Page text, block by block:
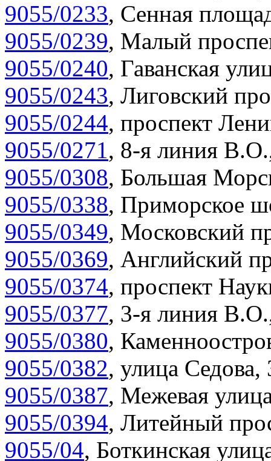
9055/0233, Сенная
9055/0239, Малый
9055/0240, Гаванская
9055/0243, Лиговский
9055/0244, проспект
9055/0271, 8-я линия
9055/0308, Большая
9055/0338, Приморское
9055/0349, Московский
9055/0369, Английский
9055/0374, проспект
9055/0377, 3-я линия
9055/0380,
9055/0382, улица Седова,
9055/0387, Межевая
9055/0394, Литейный
9055/04, Боткинская